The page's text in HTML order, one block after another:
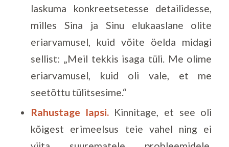
laskuma konkreetsetesse detailidesse,
milles Sina ja Sinu elukaaslane olite
eriarvamusel, kuid võite öelda midagi
sellist: „Meil tekkis isaga tüli. Me olime
eriarvamusel, kuid oli vale, et me
seetõttu tülitsesime.“
Rahustage lapsi.Kinnitage, et see oli
kõigest erimeelsus teie vahel ning ei